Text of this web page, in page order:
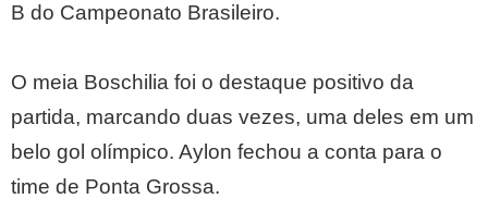
B do Campeonato Brasileiro.
O meia Boschilia foi o destaque positivo da
partida, marcando duas vezes, uma deles em um
belo gol olímpico. Aylon fechou a conta para o
time de Ponta Grossa.